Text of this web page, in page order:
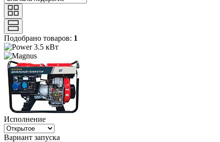
Подобрано товаров: 1
3.5 кВт
Исполнение
Вариант запуска